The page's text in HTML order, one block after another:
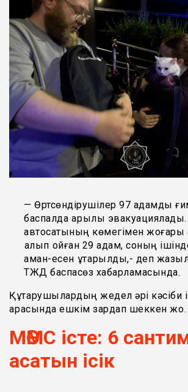
— Өртсөндірушілер 97 адамды
баспалдақ арқылы эвакуациялады.
автосатының көмегімен жоғары
қалып қойған 29 адам, соның
аман-есен құтқарылды,- деп
ТЖД баспасөз хабарламасында.
Құтқарушылардың жедел әрі кәсіби
арқасында ешкім зардап шеккен жоқ.
МӘМС істе: 6
асатын ісік